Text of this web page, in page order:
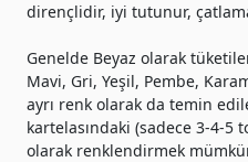
dirençlidir, iyi tutunur,
Genelde Beyaz olarak
Mavi, Gri, Yeşil, Pembe,
ayrı renk olarak da temin
kartelasındaki (sadece 3-4-5
olarak renklendirmek